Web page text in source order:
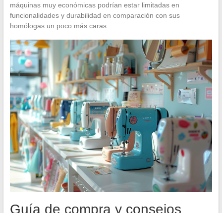
máquinas muy económicas podrían estar limitadas en
funcionalidades y durabilidad en comparación con sus
homólogas un poco más caras.
Guía de compra y consejos